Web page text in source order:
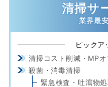
清掃サ
ピックア
清掃コスト削減・MP
殺菌・消毒清掃
緊急検査・吐瀉物